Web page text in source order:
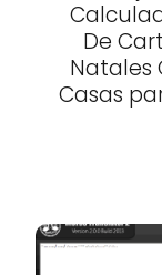
De
Natales
Casas